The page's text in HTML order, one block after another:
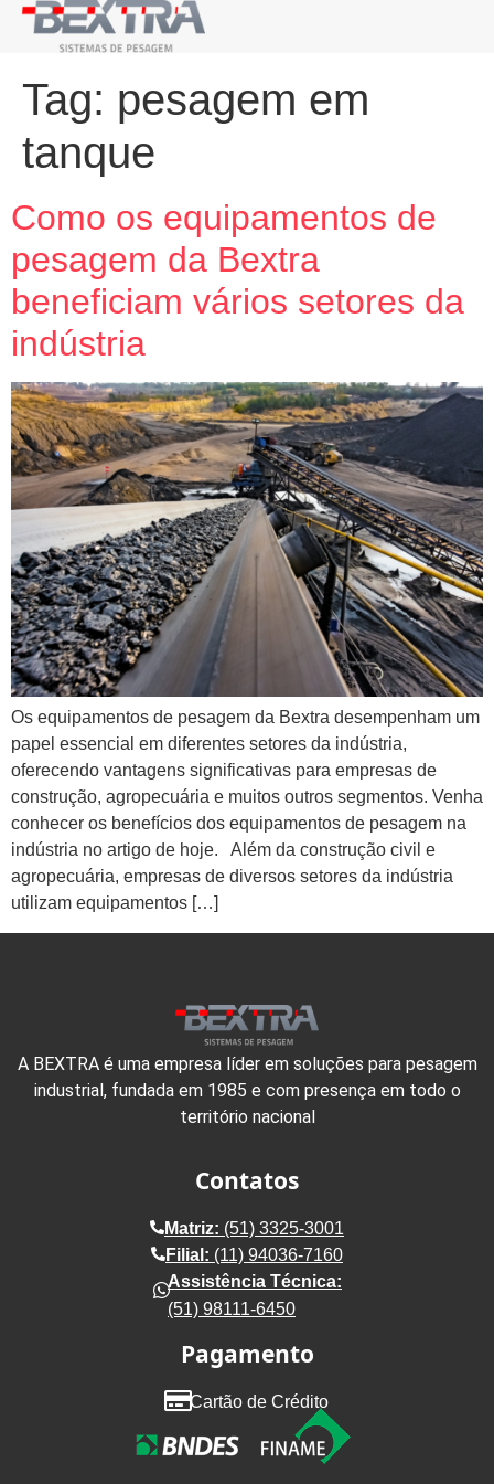
Tag: pesagem em
tanque
Como os equipamentos de
pesagem da Bextra
beneficiam vários setores da
indústria
Os equipamentos de pesagem da Bextra desempenham um
papel essencial em diferentes setores da indústria,
oferecendo vantagens significativas para empresas de
construção, agropecuária e muitos outros segmentos. Venha
conhecer os benefícios dos equipamentos de pesagem na
indústria no artigo de hoje. Além da construção civil e
agropecuária, empresas de diversos setores da indústria
utilizam equipamentos […]
A BEXTRA é uma empresa líder em soluções para pesagem
industrial, fundada em 1985 e com presença em todo o
território nacional
Contatos
Matriz: (51) 3325-3001
Filial: (11) 94036-7160
Assistência Técnica:
(51) 98111-6450
Pagamento
Cartão de Crédito